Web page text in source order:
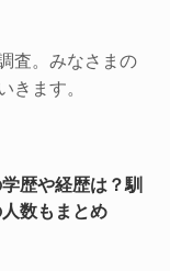
査。みなさまの
きます。
歴や経歴は？馴
数もまとめ